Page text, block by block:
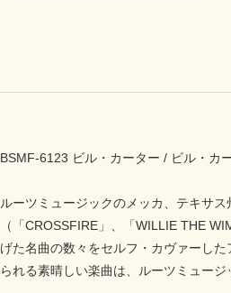
BSMF-6123 ビル・カーター / ビル・カ
ルーツミュージックのメッカ、テキサ
（「CROSSFIRE」、「WILLIE THE
げた名曲の数々をセルフ・カヴァーし
られる素晴しい楽曲は、ルーツミュージ